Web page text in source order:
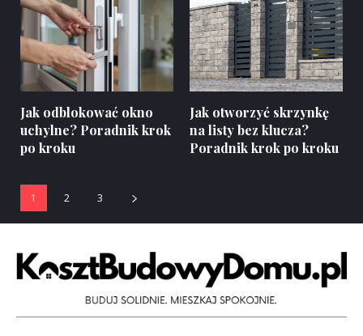
Jak odblokować okno
uchylne? Poradnik krok
po kroku
Jak otworzyć skrzynkę
na listy bez klucza?
Poradnik krok po kroku
1 2 3